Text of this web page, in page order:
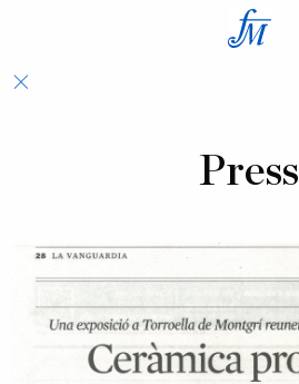
×
Press